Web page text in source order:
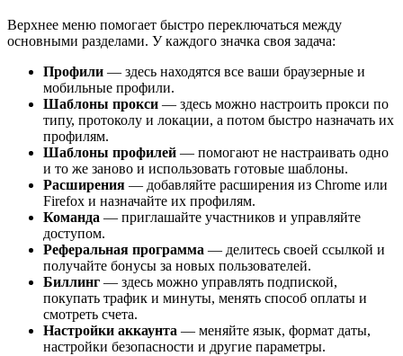
Верхнее меню помогает быстро переключаться между
основными разделами. У каждого значка своя задача:
Профили — здесь находятся все ваши браузерные и
мобильные профили.
Шаблоны прокси — здесь можно настроить прокси по
типу, протоколу и локации, а потом быстро назначать их
профилям.
Шаблоны профилей — помогают не настраивать одно
и то же заново и использовать готовые шаблоны.
Расширения — добавляйте расширения из Chrome или
Firefox и назначайте их профилям.
Команда — приглашайте участников и управляйте
доступом.
Реферальная программа — делитесь своей ссылкой и
получайте бонусы за новых пользователей.
Биллинг — здесь можно управлять подпиской,
покупать трафик и минуты, менять способ оплаты и
смотреть счета.
Настройки аккаунта — меняйте язык, формат даты,
настройки безопасности и другие параметры.